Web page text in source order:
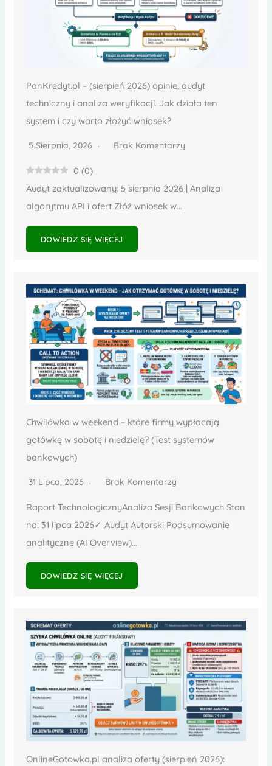
PanKredyt.pl – (sierpień 2026) opinie, audyt
techniczny i analiza weryfikacji. Jak działa ten
system i czy warto złożyć wniosek?
5 Sierpnia, 2026 Brak Komentarzy
0 (0)
Audyt zaktualizowany: 5 sierpnia 2026 | Analiza
algorytmu API i ofert Złóż wniosek w...
DOWIEDZ SIĘ WIĘCEJ
Chwilówka w weekend – które firmy wypłacają
gotówkę w sobotę i niedzielę? (Test systemów
bankowych)
31 Lipca, 2026 Brak Komentarzy
Raport TechnologicznyAnaliza Sesji Bankowych Stan
na: 31 lipca 2026✓ Audyt Autorski Podsumowanie
analityczne (AI Overview)...
DOWIEDZ SIĘ WIĘCEJ
OnlineGotowka.pl analiza oferty (sierpień 2026):